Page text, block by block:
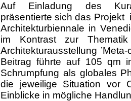
Auf Einladung des
präsentierte sich das Projekt
Architekturbiennale in
im Kontrast zur
Architekturausstellung
Beitrag führte auf 105 qm
Schrumpfung als globales
die jeweilige Situation vor
Einblicke in mögliche